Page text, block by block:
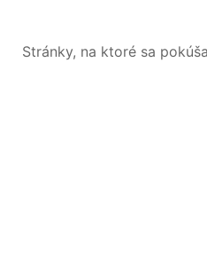
Stránky, na ktoré sa